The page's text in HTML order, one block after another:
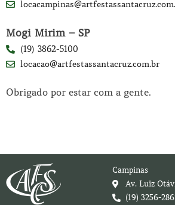
Mogi Mirim – SP
(19) 3862-5100
locacao@artfestassantacruz.com.br
Obrigado por estar com a gente.
Campinas
Av. Luiz
(19) 3256-